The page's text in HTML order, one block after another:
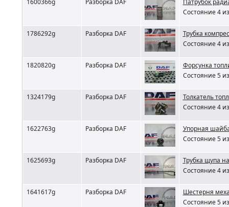
1600366g Разборка DAF
Патрубок
Состояние 4
1786292g Разборка DAF
Трубка
Состояние 4
1820820g Разборка DAF
Форсунка
Состояние 5
1324179g Разборка DAF
Толкатель
Состояние 4
1622763g Разборка DAF
Упорная
Состояние 5
1625693g Разборка DAF
Трубка щупа
Состояние 4
1641617g Разборка DAF
Шестерня
Состояние 5